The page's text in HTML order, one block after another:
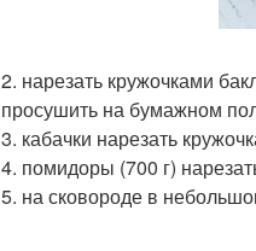
2. нарезать кружочками
просушить на бумажном
3. кабачки нарезать
4. помидоры (700 г)
5. на сковороде в